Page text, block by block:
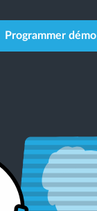
Programmer démo